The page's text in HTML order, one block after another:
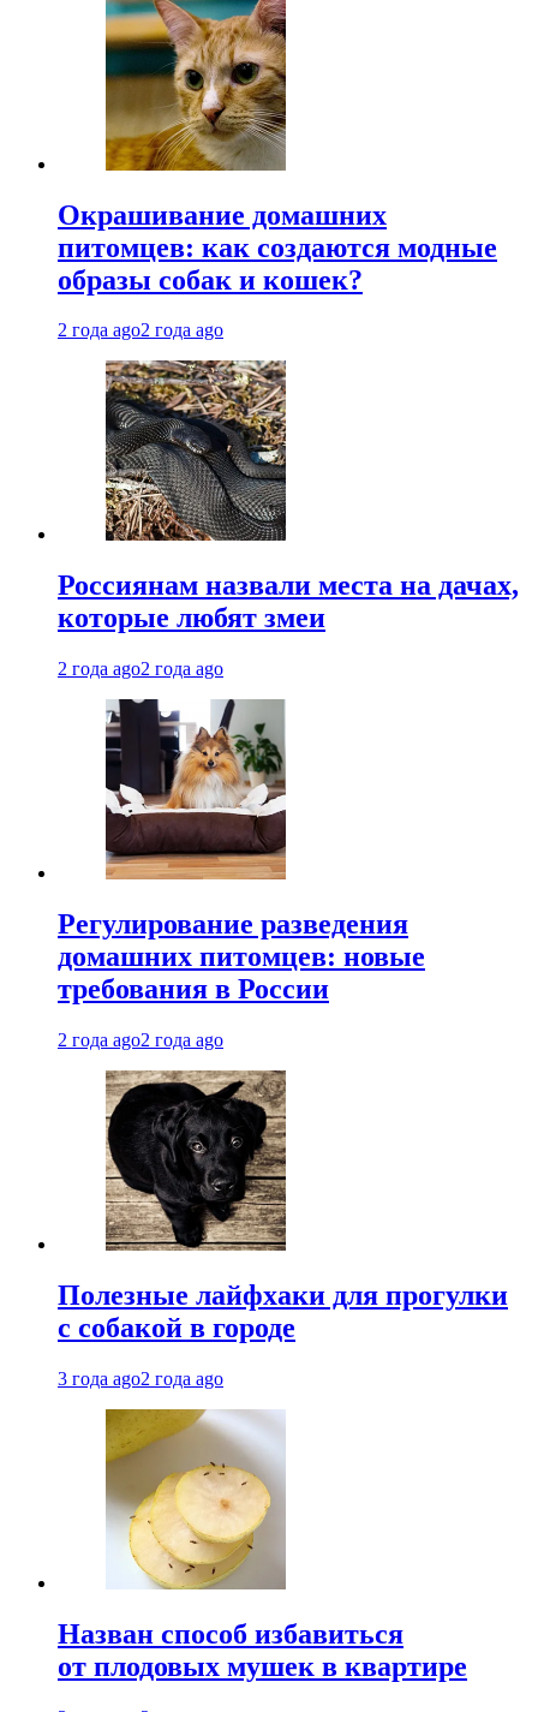
Окрашивание домашних
питомцев: как создаются модные
образы собак и кошек?
2 года ago2 года ago
Россиянам назвали места на дачах,
которые любят змеи
2 года ago2 года ago
Регулирование разведения
домашних питомцев: новые
требования в России
2 года ago2 года ago
Полезные лайфхаки для прогулки
с собакой в городе
3 года ago2 года ago
Назван способ избавиться
от плодовых мушек в квартире